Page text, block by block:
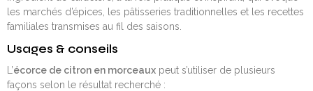
les marchés d’épices, les pâtisseries traditionnelles et les recettes
familiales transmises au fil des saisons.
Usages & conseils
L’écorce de citron en morceaux peut s’utiliser de plusieurs
façons selon le résultat recherché :